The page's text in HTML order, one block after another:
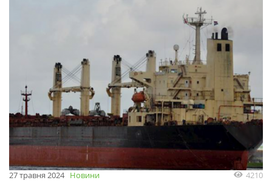
27 травня 2024 Новини 4210